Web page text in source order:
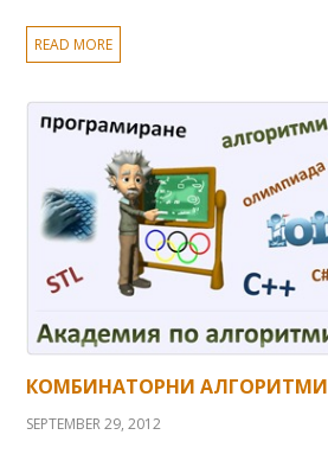
READ MORE
КОМБИНАТОРНИ АЛГОРИТМИ
SEPTEMBER 29, 2012